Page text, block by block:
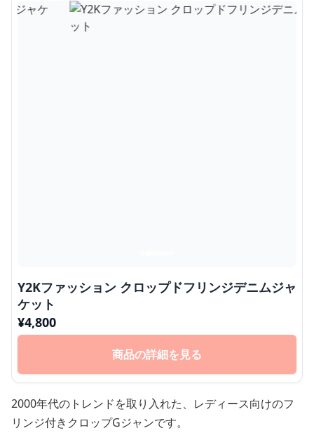
Y2Kファッション クロップドフリンジデニムジャ
ケット
¥4,800
商品の詳細を見る
2000年代のトレンドを取り入れた、レディース向けのフ
リンジ付きクロップGジャンです。